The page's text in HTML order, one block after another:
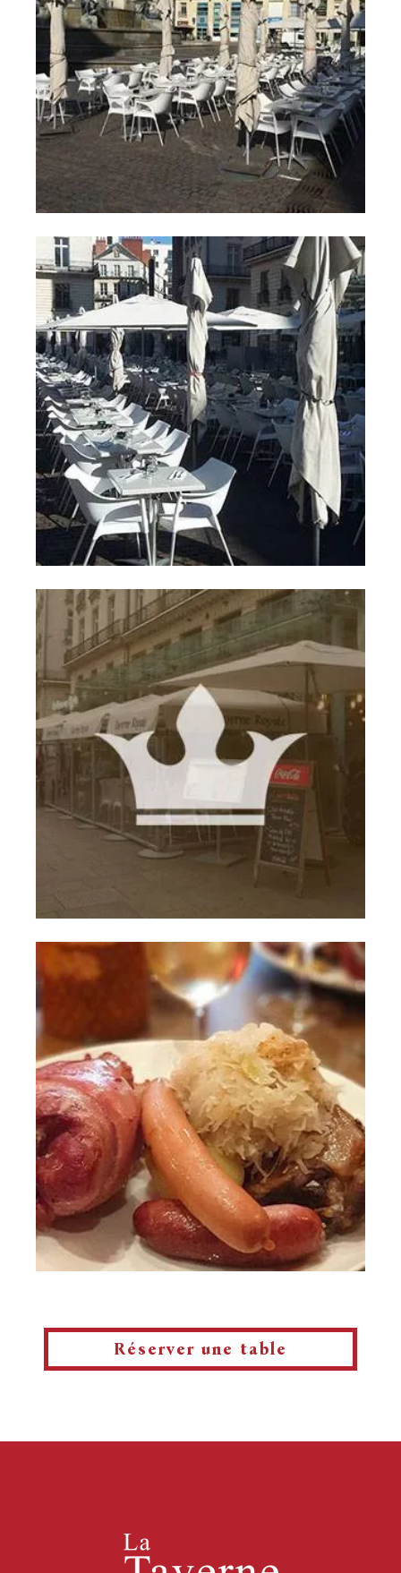
Réserver une table